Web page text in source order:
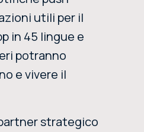
utili per il
in 45 lingue e
potranno
e vivere il
strategico